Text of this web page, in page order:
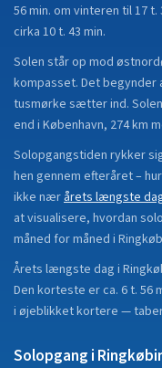
56 min. om vinteren til 17
cirka 10 t. 43 min.
Solen står op mod
kompasset. Det begynder
tusmørke sætter ind.
end i København, 274 km
Solopgangstiden rykker
hen gennem efteråret–
ikke nærårets længste
at visualisere, hvordan
måned for måned i
Årets længste dag i
Den korteste er ca. 6 t. 56
i øjeblikketkortere —
Solopgang i